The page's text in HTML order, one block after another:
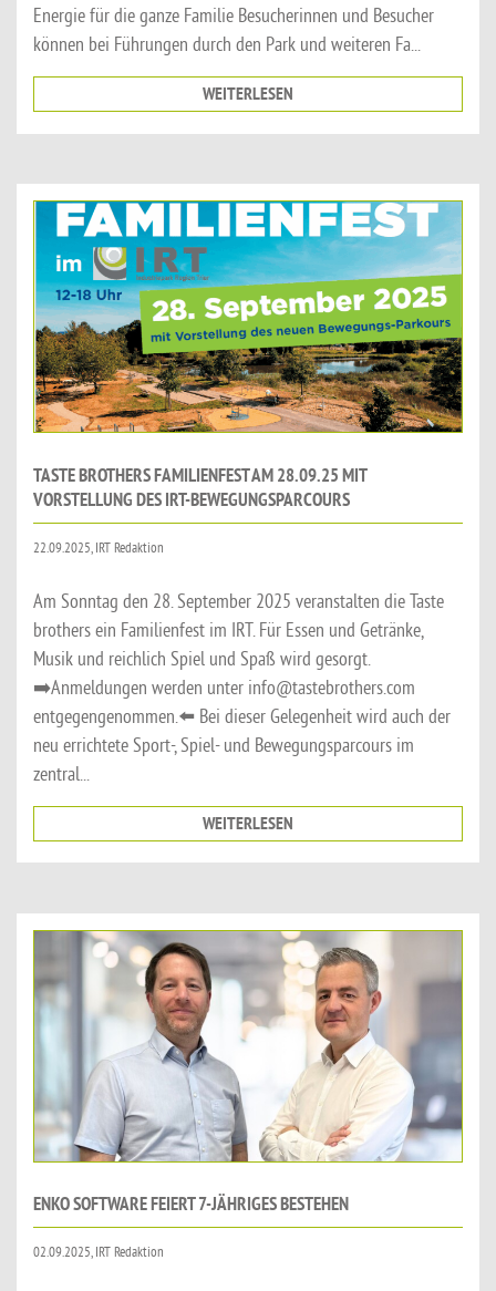
Energie für die ganze Familie Besucherinnen und Besucher
können bei Führungen durch den Park und weiteren Fa...
WEITERLESEN
TASTE BROTHERS FAMILIENFEST AM 28.09.25 MIT
VORSTELLUNG DES IRT-BEWEGUNGSPARCOURS
22.09.2025, IRT Redaktion
Am Sonntag den 28. September 2025 veranstalten die Taste
brothers ein Familienfest im IRT. Für Essen und Getränke,
Musik und reichlich Spiel und Spaß wird gesorgt.
➡️Anmeldungen werden unter info@tastebrothers.com
entgegengenommen.⬅️ Bei dieser Gelegenheit wird auch der
neu errichtete Sport-, Spiel- und Bewegungsparcours im
zentral...
WEITERLESEN
ENKO SOFTWARE FEIERT 7-JÄHRIGES BESTEHEN
02.09.2025, IRT Redaktion